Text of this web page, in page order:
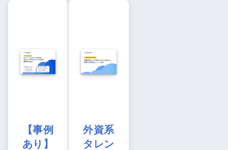
【事例
あり】
外資系
タレン